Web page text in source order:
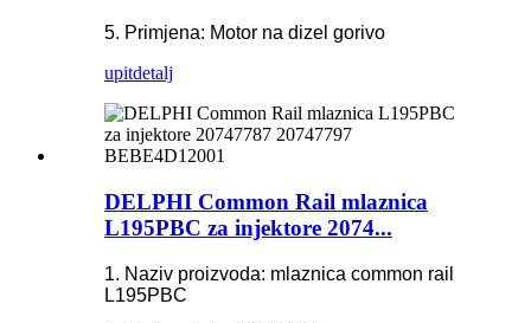
5. Primjena: Motor na dizel gorivo
upitdetalj
DELPHI Common Rail mlaznica
L195PBC za injektore 2074...
1. Naziv proizvoda: mlaznica common rail
L195PBC